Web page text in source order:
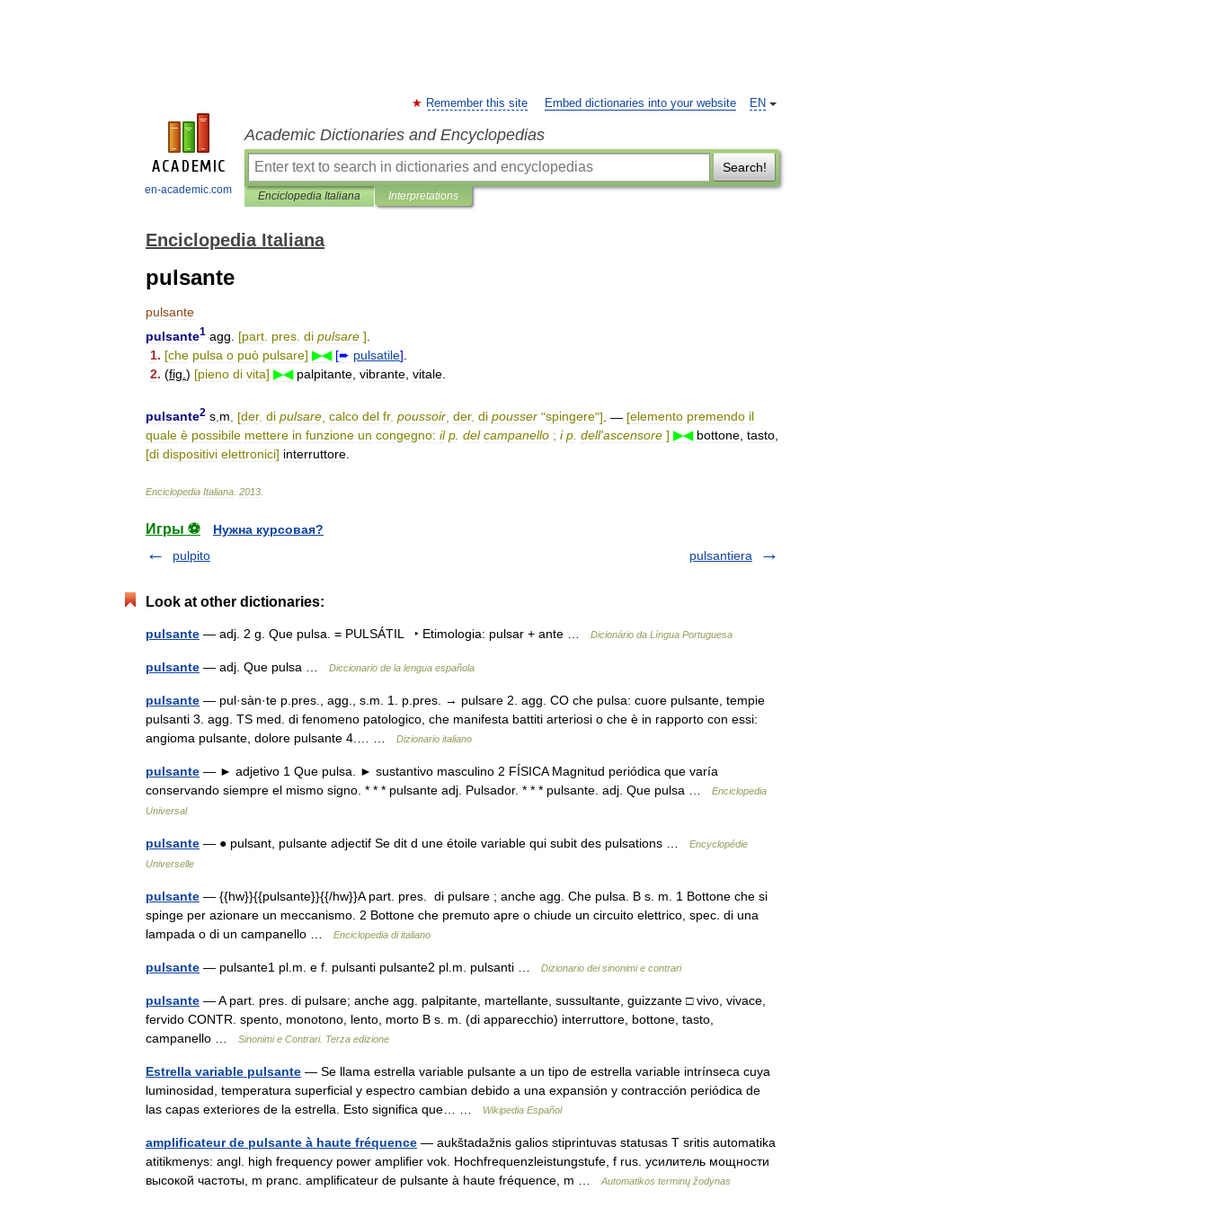
en-academic.com
EN
Remember this site Embed dictionaries into your website
Academic Dictionaries and Encyclopedias
Search!
Enciclopedia Italiana Interpretations
Enciclopedia Italiana
pulsante
pulsante
pulsante1 agg [part pres di pulsare ]
1. [che pulsa o può pulsare] ▶◀ [➨ pulsatile]
2. (fig ) [pieno di vita] ▶◀ palpitante vibrante vitale
pulsante2 s m [der. di pulsare calco del fr. poussoir der. di pousser "spingere"] . — [elemento premendo il
quale è possibile mettere in funzione un congegno: il p. del campanello ; i p. dell'ascensore ] ▶◀ bottone, tasto,
[di dispositivi elettronici] interruttore.
Enciclopedia Italiana 2013
Игры ⚽
Нужна курсовая?
pulpito
pulsantiera
Look at other dictionaries:
pulsante — adj. 2 g. Que pulsa. = PULSÁTIL ‣ Etimologia: pulsar + ante … Dicionário da Língua Portuguesa
pulsante — adj. Que pulsa … Diccionario de la lengua española
pulsante — pul·sàn·te p.pres., agg., s.m. 1. p.pres. → pulsare 2. agg. CO che pulsa: cuore pulsante, tempie
pulsanti 3. agg. TS med. di fenomeno patologico, che manifesta battiti arteriosi o che è in rapporto con essi:
angioma pulsante, dolore pulsante 4.… …
Dizionario italiano
pulsante — ► adjetivo 1 Que pulsa. ► sustantivo masculino 2 FÍSICA Magnitud periódica que varía
conservando siempre el mismo signo. * * * pulsante adj. Pulsador. * * * pulsante. adj. Que pulsa …
Enciclopedia
Universal
pulsante — ● pulsant, pulsante adjectif Se dit d une étoile variable qui subit des pulsations …
Encyclopédie
Universelle
pulsante — {{hw}}{{pulsante}}{{/hw}}A part. pres. di pulsare ; anche agg. Che pulsa. B s. m. 1 Bottone che si
spinge per azionare un meccanismo. 2 Bottone che premuto apre o chiude un circuito elettrico, spec. di una
lampada o di un campanello …
Enciclopedia di italiano
pulsante — pulsante1 pl.m. e f. pulsanti pulsante2 pl.m. pulsanti … Dizionario dei sinonimi e contrari
pulsante — A part. pres. di pulsare; anche agg. palpitante, martellante, sussultante, guizzante □ vivo, vivace,
fervido CONTR. spento, monotono, lento, morto B s. m. (di apparecchio) interruttore, bottone, tasto,
campanello …
Sinonimi e Contrari. Terza edizione
Estrella variable pulsante — Se llama estrella variable pulsante a un tipo de estrella variable intrínseca cuya
luminosidad, temperatura superficial y espectro cambian debido a una expansión y contracción periódica de
las capas exteriores de la estrella. Esto significa que… …
Wikipedia Español
amplificateur de pulsante à haute fréquence — aukštadažnis galios stiprintuvas statusas T sritis automatika
atitikmenys: angl. high frequency power amplifier vok. Hochfrequenzleistungstufe, f rus. усилитель мощности
высокой частоты, m pranc. amplificateur de pulsante à haute fréquence, m …Automatikos terminų žodynas